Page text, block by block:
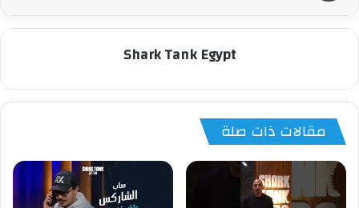
Shark Tank Egypt
مقالات ذات صلة